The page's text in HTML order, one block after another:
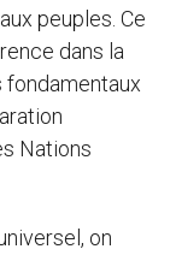
peuples. Ce
dans la
Nations
on